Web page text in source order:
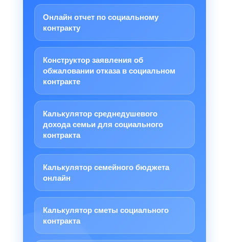
Онлайн отчет по социальному
контракту
Конструктор заявления об
обжаловании отказа в социальном
контракте
Калькулятор среднедушевого
дохода семьи для социального
контракта
Калькулятор семейного бюджета
онлайн
Калькулятор сметы социального
контракта